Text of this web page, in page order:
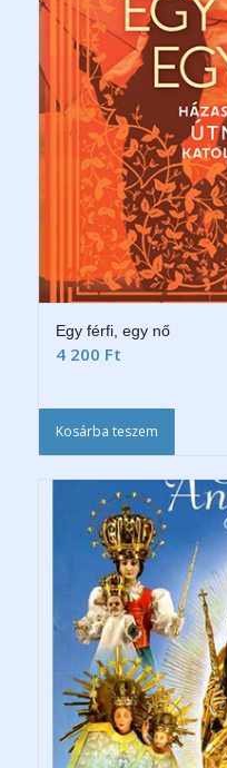
Egy férfi, egy nő
4 200 Ft
Kosárba teszem